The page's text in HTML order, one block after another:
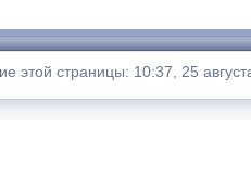
этой страницы: 10:37, 25